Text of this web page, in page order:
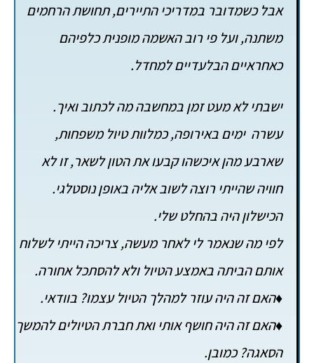
אבל כשמדובר במדריכי התיירים, תחושת הרחמים
משתנה, ועל פי רוב האשמה מופנית כלפיהם
כאחראיים הבלעדיים למחדל.
ישבתי לא מעט זמן במחשבה מה לכתוב ואיך.
עשרה ימים באירופה, כמלוות טיול משפחות,
שארבע מהן איכשהו קבעו את הטון לשאר, זו לא
חוויה שהייתי רוצה לשוב אליה באופן נוסטלגי.
הכישלון היה בהחלט שלי.
לפי מה שנאמר לי לאחר מעשה, צריכה הייתי לשלוח
אותם הביתה באמצע הטיול ולא להסתכל אחורה.
♦האם זה היה עוזר למהלך הטיול עצמו? בוודאי.
♦האם זה היה חושף אותי ואת חברת הטיולים להמשך
הסאגה? כמובן.